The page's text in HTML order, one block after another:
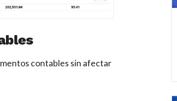
contables sin afectar